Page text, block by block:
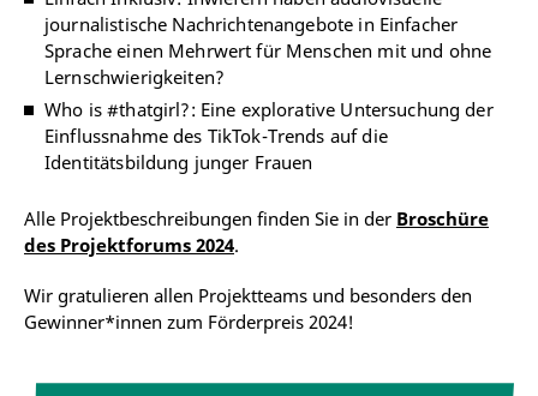
journalistische Nachrichtenangebote in Einfacher
Sprache einen Mehrwert für Menschen mit und ohne
Lernschwierigkeiten?
Who is #thatgirl?: Eine explorative Untersuchung der
Einflussnahme des TikTok-Trends auf die
Identitätsbildung junger Frauen
Alle Projektbeschreibungen finden Sie in der Broschüre
des Projektforums 2024.
Wir gratulieren allen Projektteams und besonders den
Gewinner*innen zum Förderpreis 2024!